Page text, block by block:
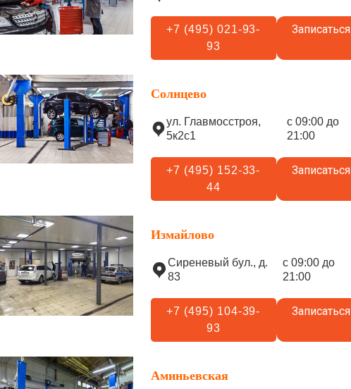
+7 (495) 021-93-
93
Записаться
Солнцево
ул. Главмосстроя,
5к2с1
с 09:00 до
21:00
+7 (495) 152-33-
44
Записаться
Измайлово
Сиреневый бул., д.
83
с 09:00 до
21:00
+7 (495) 104-39-
93
Записаться
Аминьевская